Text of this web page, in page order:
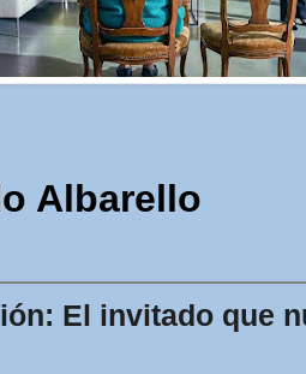
Albarello
El invitado que